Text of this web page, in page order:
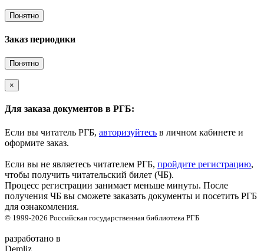
Понятно
Заказ периодики
Понятно
×
Для заказа документов в РГБ:
Если вы читатель РГБ, авторизуйтесь в личном кабинете и
оформите заказ.
Если вы не являетесь читателем РГБ, пройдите регистрацию,
чтобы получить читательский билет (ЧБ).
Процесс регистрации занимает меньше минуты. После
получения ЧБ вы сможете заказать документы и посетить РГБ
для ознакомления.
© 1999-2026 Российская государственная библиотека РГБ
разработано в
Demliz